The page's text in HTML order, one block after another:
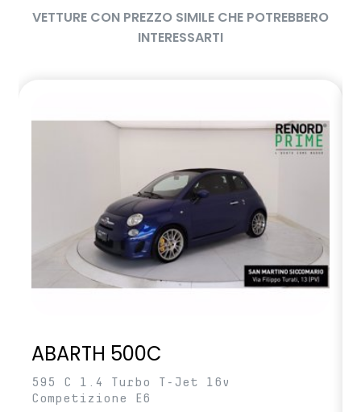
VETTURE CON PREZZO SIMILE CHE POTREBBERO
INTERESSARTI
ABARTH 500C
595 C 1.4 Turbo T-Jet 16v
Competizione E6